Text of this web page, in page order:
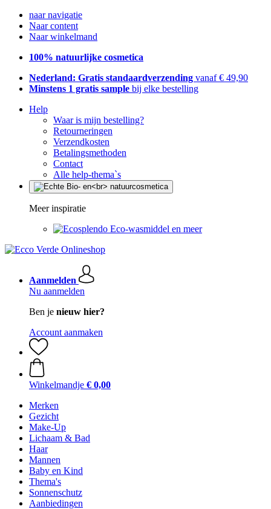
naar navigatie
Naar content
Naar winkelmand
100% natuurlijke cosmetica
Nederland: Gratis standaardverzending vanaf € 49,90
Minstens 1 gratis sample bij elke bestelling
Help
Waar is mijn bestelling?
Retourneringen
Verzendkosten
Betalingsmethoden
Contact
Alle help-thema`s
Meer inspiratie
Eco-wasmiddel en meer
Aanmelden
Nu aanmelden
Ben je nieuw hier?
Account aanmaken
Winkelmandje € 0,00
Merken
Gezicht
Make-Up
Lichaam & Bad
Haar
Mannen
Baby en Kind
Thema's
Sonnenschutz
Aanbiedingen